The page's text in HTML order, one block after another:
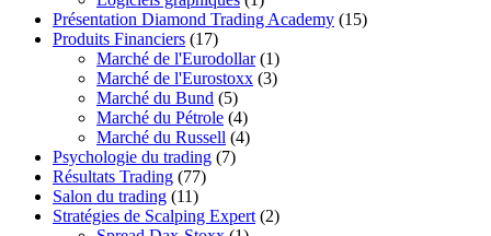
Présentation Diamond Trading Academy (15)
Produits Financiers (17)
Marché de l'Eurodollar(1)
Marché de l'Eurostoxx (3)
Marché du Bund (5)
Marché du Pétrole (4)
Marché du Russell (4)
Psychologie du trading (7)
Résultats Trading (77)
Salon du trading (11)
Stratégies de Scalping Expert (2)